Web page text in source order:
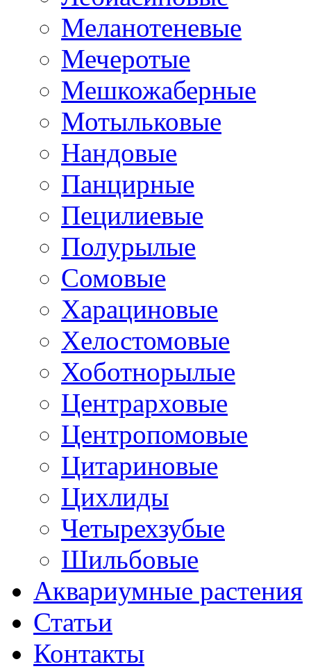
Меланотеневые
Мечеротые
Мешкожаберные
Мотыльковые
Нандовые
Панцирные
Пецилиевые
Полурылые
Сомовые
Харациновые
Хелостомовые
Хоботнорылые
Центрарховые
Центропомовые
Цитариновые
Цихлиды
Четырехзубые
Шильбовые
Аквариумные растения
Статьи
Контакты